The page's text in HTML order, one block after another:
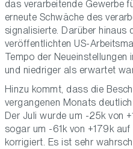
das verarbeitende Gewerbe
erneute Schwäche des
signalisierte. Darüber hinaus
veröffentlichten US-
Tempo der
und niedriger als erwartet
Hinzu kommt, dass die
vergangenen Monats
Der Juli wurde um -25k von
sogar um -61k von +179k auf
korrigiert. Es ist sehr